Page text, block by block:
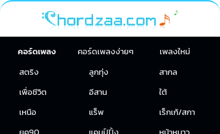
คอร์ดเพลง คอร์ดเพลงง่ายๆ
เพลงใหม่
สตริง
ลูกทุ่ง
สากล
เพื่อชีวิต
อีสาน
ใต้
เหนือ
แร็พ
เร็กเก้/สกา